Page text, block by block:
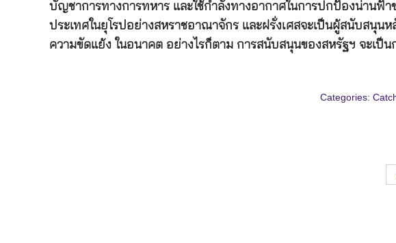
บัญชาการทางการทหาร และใช้กำลังทางอากาศในการปกป้องน่านฟ้
ประเทศในยุโรปอย่างสหราชอาณาจักร และฝรั่งเศสจะเป็นผู้สนับสนุน
ความขัดแย้ง ในอนาคต อย่างไรก็ตาม การสนับสนุนของสหรัฐฯ จะเ
Categories: